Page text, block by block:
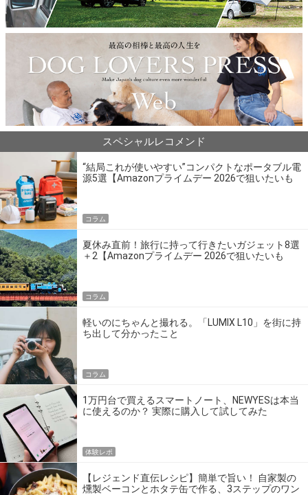
スペシャルレコメンド
“結局これが使いやすい”コンパクトなポータブル電
源5選【Amazonプライムデー 2026で狙いたいも
コラム
夏休み直前！旅行に持って行きたいガジェット8選
＋2【Amazonプライムデー 2026で狙いたいも
コラム
軽いのにちゃんと撮れる。「LUMIX L10」を街に持
ち出して分かったこと
コラム
1万円台で買えるスマートノート、NEWYESは本当
に使えるのか？ 実際に購入して試してみた
体験レポ
【レジェンド直伝レシピ】簡単で旨い！ 自家製の
燻製ベーコンとホタテ缶で作る、3ステップのワン